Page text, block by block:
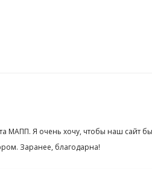
МАПП. Я очень хочу, чтобы наш сайт
Заранее, благодарна!